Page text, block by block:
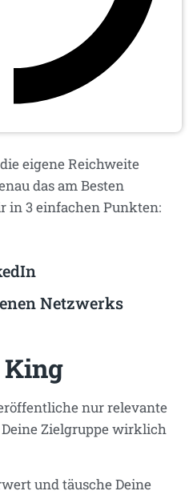
eigene Reichweite
das am Besten
in 3 einfachen Punkten:
Netzwerks
King
nur relevante
Zielgruppe wirklich
und täusche Deine